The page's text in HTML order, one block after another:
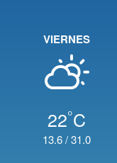
VIERNES
22°C
13.6/31.0